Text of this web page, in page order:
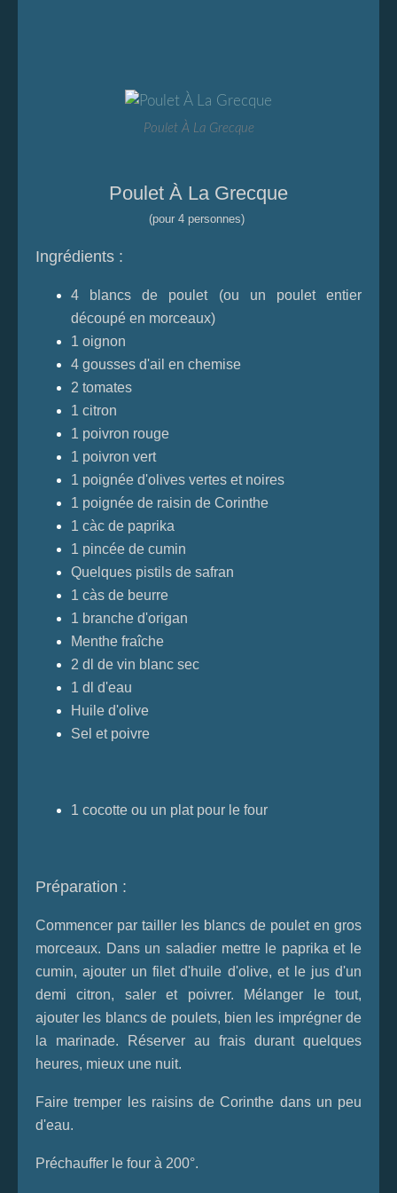
Poulet À La Grecque
Poulet À La Grecque
(pour 4 personnes)
Ingrédients :
4 blancs de poulet (ou un poulet entier
découpé en morceaux)
1 oignon
4 gousses d'ail en chemise
2 tomates
1 citron
1 poivron rouge
1 poivron vert
1 poignée d'olives vertes et noires
1 poignée de raisin de Corinthe
1 càc de paprika
1 pincée de cumin
Quelques pistils de safran
1 càs de beurre
1 branche d'origan
Menthe fraîche
2 dl de vin blanc sec
1 dl d'eau
Huile d'olive
Sel et poivre
1 cocotte ou un plat pour le four
Préparation :
Commencer par tailler les blancs de poulet en gros
morceaux. Dans un saladier mettre le paprika et le
cumin, ajouter un filet d'huile d'olive, et le jus d'un
demi citron, saler et poivrer. Mélanger le tout,
ajouter les blancs de poulets, bien les imprégner de
la marinade. Réserver au frais durant quelques
heures, mieux une nuit.
Faire tremper les raisins de Corinthe dans un peu
d'eau.
Préchauffer le four à 200°.